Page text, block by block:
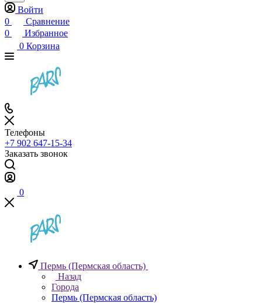
Войти
0
Сравнение
0
Избранное
0 Корзина
Телефоны
+7 902 647-15-34
Заказать звонок
0
Пермь (Пермская область)
Назад
Города
Пермь (Пермская область)